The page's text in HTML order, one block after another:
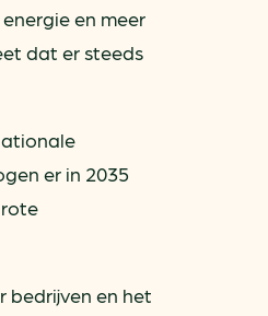
en meer
dat er steeds
er in 2035
bedrijven en het